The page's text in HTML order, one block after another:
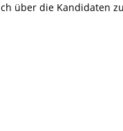
über die Kandidaten